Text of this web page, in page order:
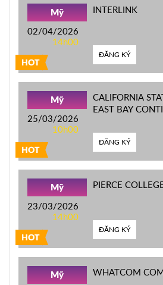
HOT
Mỹ
02/04/2026
14h00
INTERLINK
ĐĂNG KÝ
HOT
Mỹ
25/03/2026
10h00
CALIFORNIA
EAST BAY
ĐĂNG KÝ
HOT
Mỹ
23/03/2026
14h00
PIERCE
ĐĂNG KÝ
Mỹ WHATCOM